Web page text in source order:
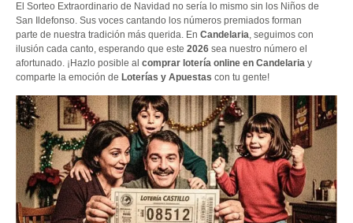
El Sorteo Extraordinario de Navidad no sería lo mismo sin los Niños de
San Ildefonso. Sus voces cantando los números premiados forman
parte de nuestra tradición más querida. En Candelaria, seguimos con
ilusión cada canto, esperando que este 2026 sea nuestro número el
afortunado. ¡Hazlo posible al comprar lotería online en Candelaria y
comparte la emoción de Loterías y Apuestas con tu gente!